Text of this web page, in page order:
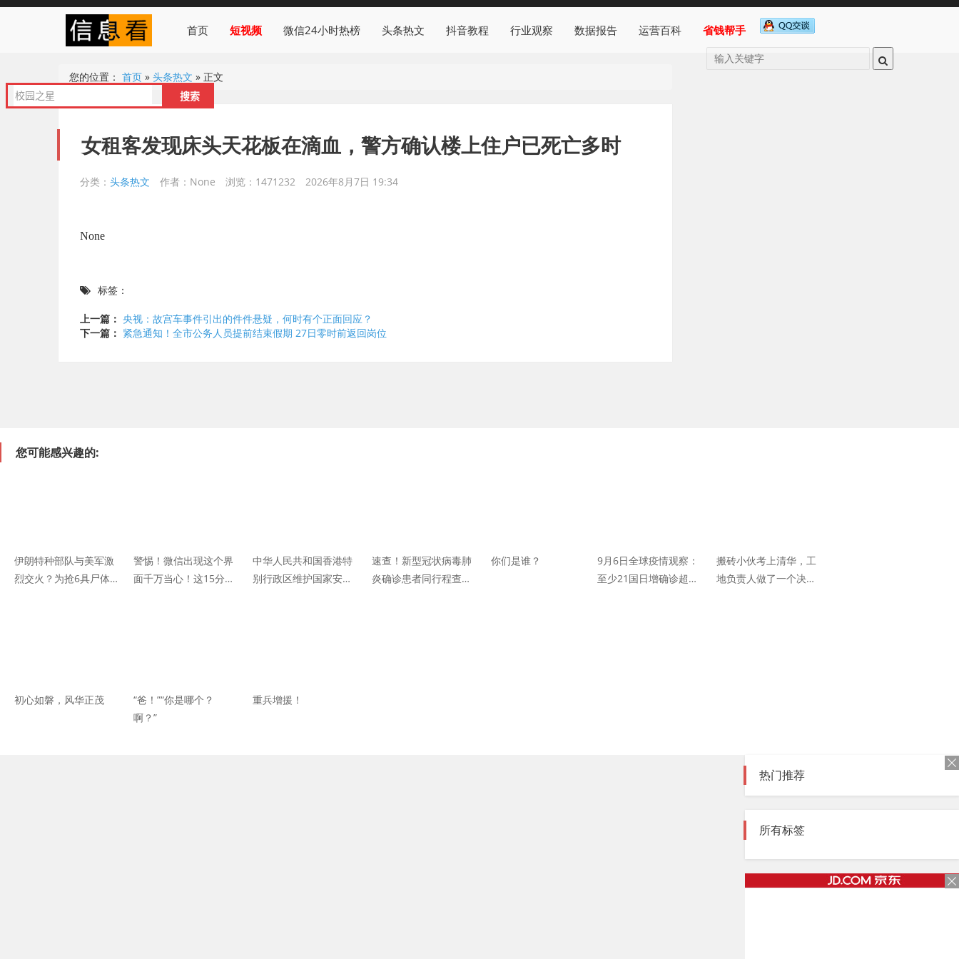
首页 短视频 微信24小时热榜 头条热文 抖音教程 行业观察 数据报告 运营百科 省钱帮手
您的位置： 首页 » 头条热文 » 正文
女租客发现床头天花板在滴血，警方确认楼上住户已死亡多时
分类： 头条热文 作者：None 浏览：1471232 2026年8月7日 19:34
None
标签：
上一篇： 央视：故宫车事件引出的件件悬疑，何时有个正面回应？
下一篇： 紧急通知！全市公务人员提前结束假期 27日零时前返回岗位
您可能感兴趣的:
伊朗特种部队与美军激
烈交火？为抢6具尸体
警惕！微信出现这个界
面千万当心！这15分钟
中华人民共和国香港特
别行政区维护国家安全
速查！新型冠状病毒肺
炎确诊患者同行程查询
你们是谁？
9月6日全球疫情观察：
至少21国日增确诊超千
搬砖小伙考上清华，工
地负责人做了一个决
初心如磐，风华正茂
“爸！”“你是哪个？
啊？”
重兵增援！
热门推荐
所有标签